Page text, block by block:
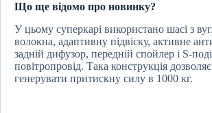
Що ще відомо про новинку?
У цьому суперкарі використано шасі з
волокна, адаптивну підвіску, активне
задній дифузор, передній спойлер і S-
повітропровід. Така конструкція дозволяє
генерувати притискну силу в 1000 кг.